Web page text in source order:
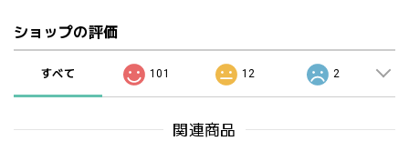
ショップの評価
すべて 101 12 2
関連商品